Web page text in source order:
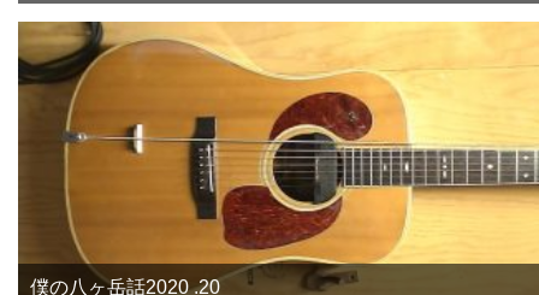
僕の八ヶ岳話2020 .20